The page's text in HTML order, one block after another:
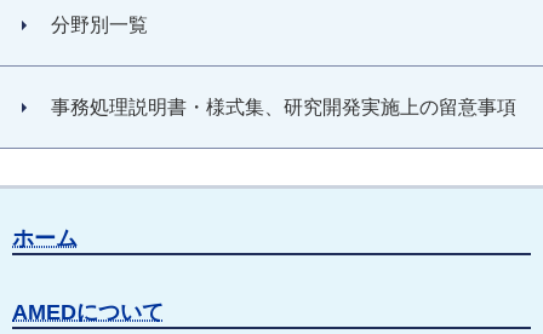
分野別一覧
事務処理説明書・様式集、研究開発実施上の留意事項
ホーム
AMEDについて